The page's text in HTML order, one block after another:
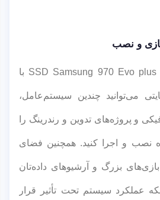
و نصب
با حافظه SSD Samsung 970 Evo plus 1TB 148631 با
می‌توانید چندین سیستم‌عامل،
و پروژه‌های تدوین و رندرینگ را
نصب و اجرا کنید. همچنین فضای
بزرگ و آرشیوهای داده‌تان
عملکرد سیستم تحت تأثیر قرار